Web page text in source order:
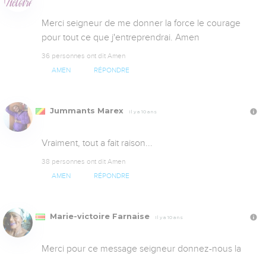
Merci seigneur de me donner la force le courage
pour tout ce que j'entreprendrai. Amen
36 personnes ont dit Amen
AMEN RÉPONDRE
Jummants Marex Il y a 10 ans
Vraiment, tout a fait raison...
38 personnes ont dit Amen
AMEN RÉPONDRE
Marie-victoire Farnaise Il y a 10 ans
Merci pour ce message seigneur donnez-nous la